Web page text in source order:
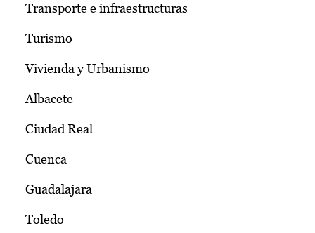
Transporte e infraestructuras
Turismo
Vivienda y Urbanismo
Albacete
Ciudad Real
Cuenca
Guadalajara
Toledo